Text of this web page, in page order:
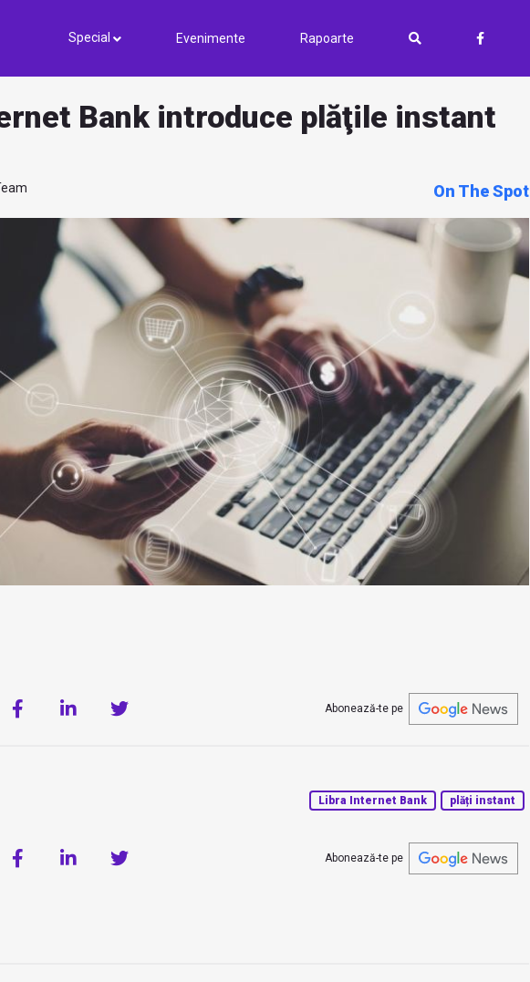
Special Evenimente Rapoarte
Bank introduce plăţile instant
On The Spot
Abonează-te pe
Libra Internet Bank plăți instant
Abonează-te pe